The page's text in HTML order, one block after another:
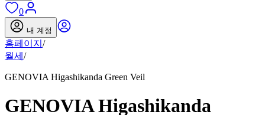
0
내 계정
홈페이지 /
월세 /
GENOVIA Higashikanda Green Veil
GENOVIA Higashikanda